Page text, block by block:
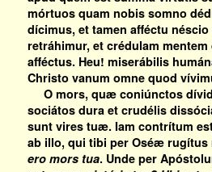
mórtuos quam nobis somno
dícimus, et tamen afféctu
retráhimur, et crédulam
afféctus. Heu! miserábilis
Christo vanum omne quod
O mors, quæ coniúnctos
sociátos dura et crudélis
sunt vires tuæ. Iam contrítum
ab illo, qui tibi per Oséæ rugítus
ero mors tua. Unde per